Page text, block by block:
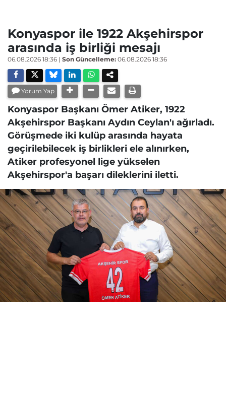
Konyaspor ile 1922 Akşehirspor
arasında iş birliği mesajı
06.08.2026 18:36 | Son Güncelleme: 06.08.2026 18:36
Yorum Yap
Konyaspor Başkanı Ömer Atiker, 1922
Akşehirspor Başkanı Aydın Ceylan'ı ağırladı.
Görüşmede iki kulüp arasında hayata
geçirilebilecek iş birlikleri ele alınırken,
Atiker profesyonel lige yükselen
Akşehirspor'a başarı dileklerini iletti.